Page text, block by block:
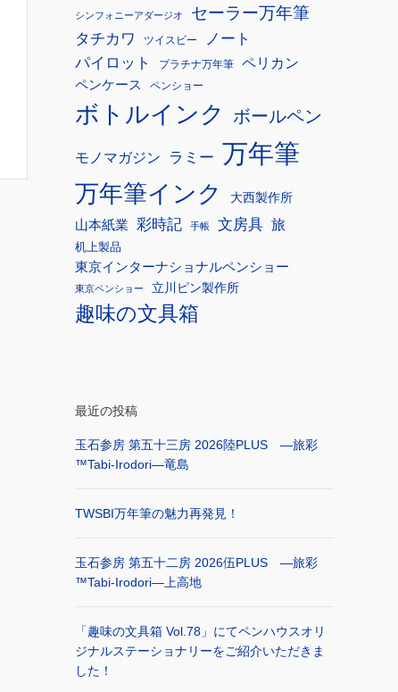
シンフォニーアダージオ セーラー万年筆
タチカワ ツイスビー
ノート
パイロット
プラチナ万年筆 ペリカン
ペンケース ペンショー
ボトルインク ボールペン
モノマガジン ラミー 万年筆
万年筆インク
大西製作所
山本紙業
彩時記 手帳 文房具 旅
机上製品
東京インターナショナルペンショー
東京ペンショー 立川ピン製作所
趣味の文具箱
最近の投稿
玉石参房 第五十三房 2026陸PLUS ―旅彩
™Tabi-Irodori―竜島
TWSBI万年筆の魅力再発見！
玉石参房 第五十二房 2026伍PLUS ―旅彩
™Tabi-Irodori―上高地
「趣味の文具箱 Vol.78」にてペンハウスオリ
ジナルステーショナリーをご紹介いただきま
した！